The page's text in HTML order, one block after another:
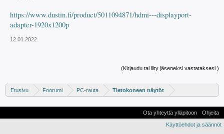
https://www.dustin.fi/product/5011094871/hdmi---displayport-
adapter-1920x1200p
12.01.2022
(Kirjaudu tai liity jäseneksi vastataksesi.)
Etusivu Foorumi PC-rauta Tietokoneen näytöt
Ota yhteyttä ylläpitoon
Ohjeita
Käyttöehdot ja säännöt